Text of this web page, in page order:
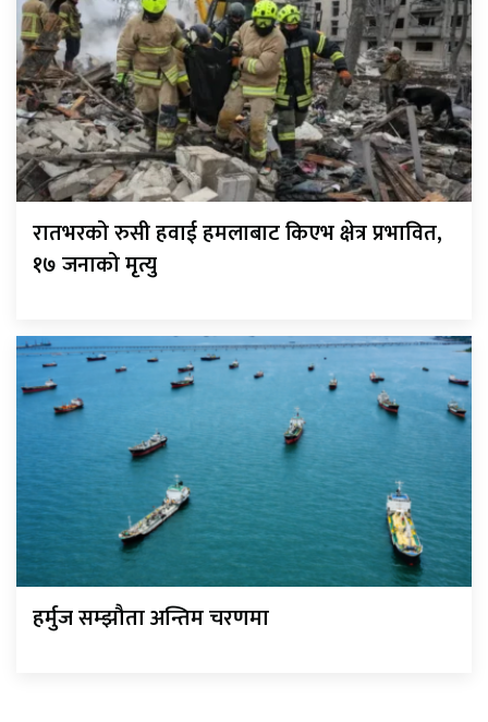
रातभरको रुसी हवाई हमलाबाट किएभ क्षेत्र प्रभावित,
१७ जनाको मृत्यु
हर्मुज सम्झौता अन्तिम चरणमा